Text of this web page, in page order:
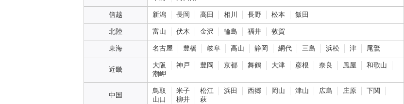
信越 新潟 長岡 高田 相川 長野 松本 飯田
北陸 富山 伏木 金沢 輪島 福井 敦賀
東海 名古屋 豊橋 岐阜 高山 静岡 網代 三島 浜松 津 尾鷲
近畿
大阪 神戸 豊岡 京都 舞鶴 大津 彦根 奈良 風屋
和歌山
潮岬
中国
鳥取 米子 松江 浜田 西郷 岡山 津山 広島 庄原
下関
山口
柳井 萩